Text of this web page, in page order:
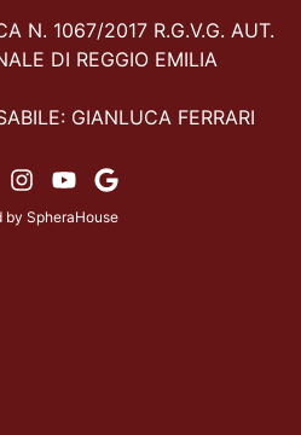
N. 1067/2017 R.G.V.G. AUT.
DI REGGIO EMILIA
GIANLUCA FERRARI
by SpheraHouse